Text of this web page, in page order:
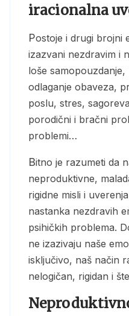
iracionalna
Postoje i drugi brojni emotivni problemi koji su
izazvani nezdravim i
loše
odlaganje obaveza,
poslu, stres,
porodični i bračni
problemi…
Bitno je razumeti da naše iracionalne,
neproduktivne,
rigidne misli i
nastanka nezdravih
psihičkih problema.
ne izazivaju naše
isključivo, naš način
nelogičan, rigidan i